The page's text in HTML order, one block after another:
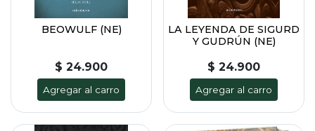
BEOWULF (NE)
$ 24.900
Agregar al carro
LA LEYENDA DE SIGURD
Y GUDRÚN (NE)
$ 24.900
Agregar al carro